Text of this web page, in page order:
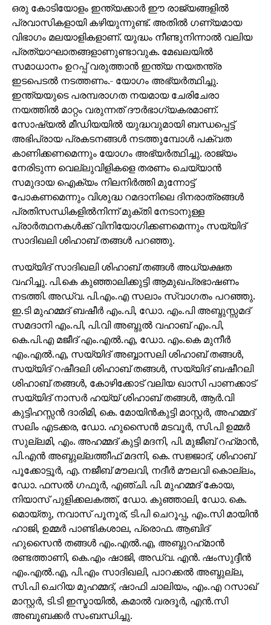
ഒരു കോടിയോളം ഇന്ത്യക്കാര്‍ ഈ രാജ്യങ്ങളില്‍
പ്രവാസികളായി കഴിയുന്നുണ്ട്. അതില്‍ ഗണ്യമായ
വിഭാഗം മലയാളികളാണ്. യുദ്ധം നീണ്ടുനിന്നാല്‍ വലിയ
പ്രത്യാഘാതങ്ങളാണുണ്ടാവുക. മേഖലയില്‍
സമാധാനം ഉറപ്പ് വരുത്താന്‍ ഇന്ത്യ നയതന്ത്ര
ഇടപെടല്‍ നടത്തണം.- യോഗം അഭ്യര്‍ത്ഥിച്ചു.
ഇന്ത്യയുടെ പരമ്പരാഗത നയമായ ചേരിചേരാ
നയത്തില്‍ മാറ്റം വരുന്നത് ദൗര്‍ഭാഗ്യകരമാണ്.
സോഷ്യല്‍ മീഡിയയില്‍ യുദ്ധവുമായി ബന്ധപ്പെട്ട്
അഭിപ്രായ പ്രകടനങ്ങള്‍ നടത്തുമ്പോള്‍ പക്വത
കാണിക്കണമെന്നും യോഗം അഭ്യര്‍ത്ഥിച്ചു. രാജ്യം
നേരിടുന്ന വെല്ലുവിളികളെ തരണം ചെയ്യാന്‍
സമുദായ ഐക്യം നിലനിര്‍ത്തി മുന്നോട്ട്
പോകണമെന്നും വിശുദ്ധ റമദാനിലെ ദിനരാത്രങ്ങള്‍
പ്രതിസന്ധികളില്‍നിന്ന് മുക്തി നേടാനുള്ള
പ്രാര്‍ത്ഥനകള്‍ക്ക് വിനിയോഗിക്കണമെന്നും സയ്യിദ്
സാദിഖലി ശിഹാബ് തങ്ങള്‍ പറഞ്ഞു.
സയ്യിദ് സാദിഖലി ശിഹാബ് തങ്ങള്‍ അധ്യക്ഷത
വഹിച്ചു. പി.കെ കുഞ്ഞാലിക്കുട്ടി ആമുഖപ്രഭാഷണം
നടത്തി. അഡ്വ. പി.എം.എ സലാം സ്വാഗതം പറഞ്ഞു.
ഇ.ടി മുഹമ്മദ് ബഷീര്‍ എം.പി, ഡോ. എം.പി അബ്ദുസ്സമദ്
സമദാനി എം.പി, പി.വി അബ്ദുല്‍ വഹാബ് എം.പി,
കെ.പി.എ മജീദ് എം.എല്‍.എ, ഡോ. എം.കെ മുനീര്‍
എം.എല്‍.എ, സയ്യിദ് അബ്ബാസലി ശിഹാബ് തങ്ങള്‍,
സയ്യിദ് റഷീദലി ശിഹാബ് തങ്ങള്‍, സയ്യിദ് ബഷീറലി
ശിഹാബ് തങ്ങള്‍, കോഴിക്കോട് വലിയ ഖാസി പാണക്കാട്
സയ്യിദ് നാസര്‍ ഹയ്യ് ശിഹാബ് തങ്ങള്‍, ആര്‍.വി
കുട്ടിഹസ്സന്‍ ദാരിമി, കെ. മോയിന്‍കുട്ടി മാസ്റ്റര്‍, അഹമ്മദ്
സലിം എടക്കര, ഡോ. ഹുസൈന്‍ മടവൂര്‍, സി.പി ഉമ്മര്‍
സുല്ലമി, എം. അഹമ്മദ് കുട്ടി മദനി, പി. മുജീബ് റഹ്‌മാന്‍,
പി.എന്‍ അബ്ദുല്ലത്തീഫ് മദനി, കെ. സജ്ജാദ്, ശിഹാബ്
പൂക്കോട്ടൂര്‍, എ. നജീബ് മൗലവി, നദീര്‍ മൗലവി കൊല്ലം,
ഡോ. ഫസല്‍ ഗഫൂര്‍, എഞ്ചി. പി. മുഹമ്മദ് കോയ,
നിയാസ് പുളിക്കലകത്ത്, ഡോ. കുഞ്ഞാലി, ഡോ. കെ.
മൊയ്തു, നവാസ് പൂനൂര്, ടി.പി ചെറൂപ്പ, എം.സി മായിന്‍
ഹാജി, ഉമ്മര്‍ പാണ്ടികശാല, പ്രൊഫ. ആബിദ്
ഹുസൈന്‍ തങ്ങള്‍ എം.എല്‍.എ, അബ്ദുറഹ്‌മാന്‍
രണ്ടത്താണി, കെ.എം ഷാജി, അഡ്വ. എന്‍. ഷംസുദ്ദീന്‍
എം.എല്‍.എ, പി.എം സാദിഖലി, പാറക്കല്‍ അബ്ദുല്ല,
സി.പി ചെറിയ മുഹമ്മദ്, ഷാഫി ചാലിയം, എം.എ റസാഖ്
മാസ്റ്റര്‍, ടി.ടി ഇസ്മായില്‍, കമാല്‍ വരദൂര്‍, എന്‍.സി
അബൂബക്കര്‍ സംബന്ധിച്ചു.